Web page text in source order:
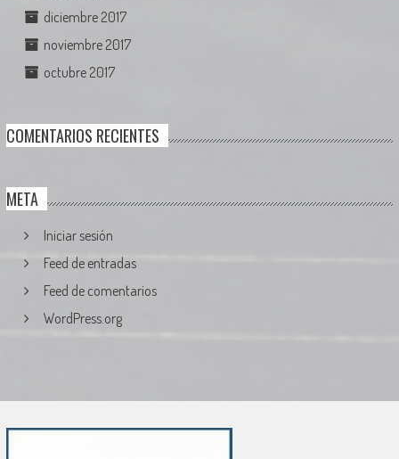
diciembre 2017
noviembre 2017
octubre 2017
COMENTARIOS RECIENTES
META
Iniciar sesión
Feed de entradas
Feed de comentarios
WordPress.org